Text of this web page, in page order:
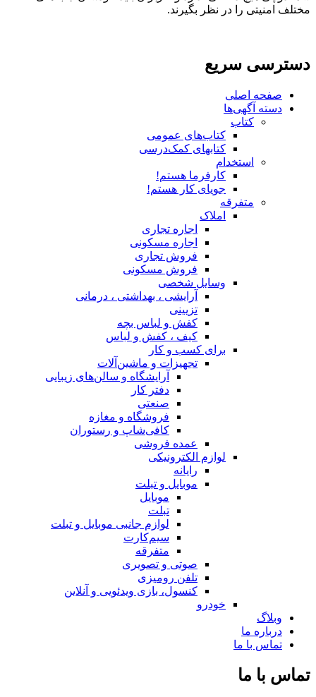
مختلف امنیتی را در نظر بگیرند.
دسترسی سریع
صفحه اصلی
دسته آگهی‌ها
کتاب
کتاب‌های عمومی
کتابهای کمک‌درسی
استخدام
کارفرما هستم!
جویای کار هستم!
متفرقه
املاک
اجاره تجاری
اجاره مسکونی
فروش تجاری
فروش مسکونی
وسایل شخصی
آرایشی ، بهداشتی ، درمانی
تزیینی
کفش و لباس بچه
کیف ، کفش و لباس
برای کسب و کار
تجهیزات و ماشین‌آلات
آرایشگاه و سالن‌های زیبایی
دفتر کار
صنعتی
فروشگاه و مغازه
کافی‌شاپ و رستوران
عمده فروشی
لوازم الکترونیکی
رایانه
موبایل و تبلت
موبایل
تبلت
لوازم جانبی موبایل و تبلت
سیم‌کارت
متفرقه
صوتی و تصویری
تلفن رومیزی
کنسول، بازی‌ ویدئویی و آنلاین
خودرو
وبلاگ
درباره ما
تماس با ما
تماس با ما